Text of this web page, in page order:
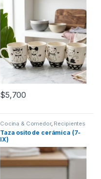
$5,700
Cocina & Comedor, Recipientes
para bebidas y líquidos , Tazas
Taza osito de cerámica (7-
IX)